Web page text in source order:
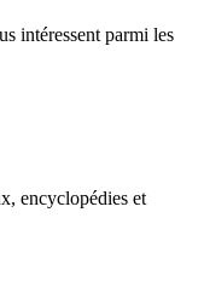
intéressent parmi les
encyclopédies et